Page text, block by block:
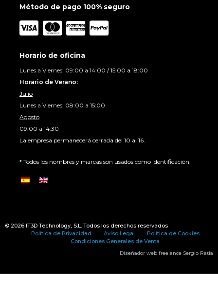
Método de pago 100% seguro
Horario de oficina
Lunes a Viernes: 09:00 a 14:00 / 15:00 a 18:00
Horario de Verano:
Julio
Lunes a Viernes: 08:00 a 15:00
Agosto
09:00 a 14:30
La empresa permanecerá cerrada del 10 al 16.
* Todos los nombres y marcas son usados como identificación.
© 2026 IT3D Technology, S.L. Todos los derechos reservados
Política de Privacidad
Aviso Legal
Política de Cookies
Condiciones Generales de Venta
Diseñador web freelance Sergio Ratia